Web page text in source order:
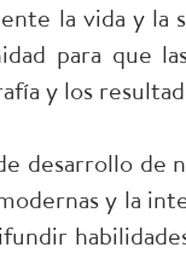
la vida y la
para que
y los
desarrollo de
y la